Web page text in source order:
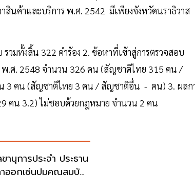
นค้าและบริการ พ.ศ. 2542 มีเพียงจังหวัดนราธิวาส
วมทั้งสิ้น 322 คำร้อง 2. ข้อหาที่เข้าสู่การตรวจสอบ
พ.ศ. 2548 จำนวน 326 คน (สัญชาติไทย 315 คน /
3 คน (สัญชาติไทย 3 คน / สัญชาติอื่น - คน) 3. ผลก
คน 3.2) ไม่ชอบด้วยกฎหมาย จำนวน 2 คน
านุการประจำ ประธาน
ออกเซ่นปมคุณสมบัติ